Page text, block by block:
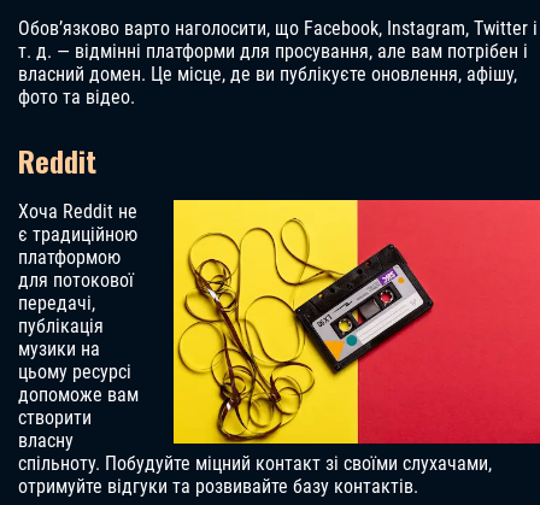
Обов’язково варто наголосити, що Facebook, Instagram, Twitter і
т. д. — відмінні платформи для просування, але вам потрібен і
власний домен. Це місце, де ви публікуєте оновлення, афішу,
фото та відео.
Reddit
Хоча Reddit не
є традиційною
платформою
для потокової
передачі,
публікація
музики на
цьому ресурсі
допоможе вам
створити
власну
спільноту. Побудуйте міцний контакт зі своїми слухачами,
отримуйте відгуки та розвивайте базу контактів.